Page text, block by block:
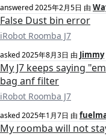
answered2025年2月5日 由
False Dust bin error
iRobot Roomba J7
asked2025年8月3日 由 Jimmy
My J7 keeps saying
bag anf filter
iRobot Roomba J7
asked2025年1月7日 由
My roomba will not